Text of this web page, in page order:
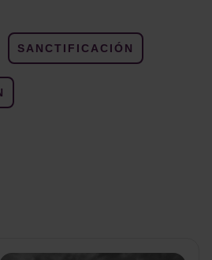
SANCTIFICACIÓN